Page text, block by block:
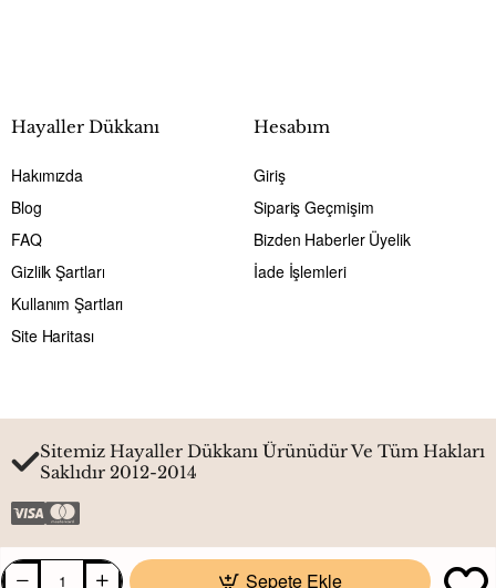
Sepete Ekle
Hayaller Dükkanı
Hakımızda
Blog
FAQ
Gizlilk Şartları
Kullanım Şartları
Site Haritası
Hesabım
Giriş
Sipariş Geçmişim
Bizden Haberler Üyelik
İade İşlemleri
Sitemiz Hayaller Dükkanı Ürünüdür Ve Tüm Hakları
Saklıdır 2012-2014